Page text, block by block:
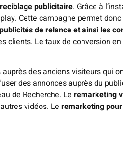
reciblage publicitaire. Grâce à
Cette campagne permet donc
de relance et ainsi les
clients. Le taux de conversion
des anciens visiteurs qui
des annonces auprès du
de Recherche. Le remarketing
vidéos. Le remarketing